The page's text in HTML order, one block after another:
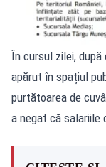
În cursul zilei,
apărut în spațiul
purtătoarea de
a negat că salariile